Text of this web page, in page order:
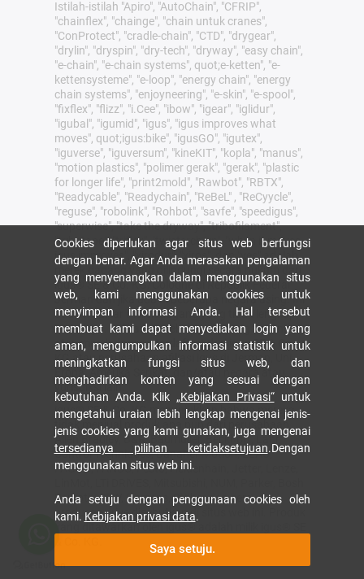
Istilah-istilah "Apiro", "AutoChain", "CFRIP",
"chainflex", "chainge", "chain untuk cranes",
"ConProtect", "cradle-chain", "CTD", "drygear",
"drylin", "dryspin", "dry-tech", "dryway", "easy chain",
"e-chain", "e-chain systems", quot;e-ketten", "e-
kettensysteme", "e-loop", "energy chain", "energy
chain systems", "enjoyneering", "e-skin", "e-spool",
"fixflex", "flizz", "i.Cee", "ibow", "igear", "iglidur",
"igubal", "igumid", "igus", "igus improves what
moves", quot;igus:bike", "igusGO", "igutex",
"iguverse", "iguversum", "kineKIT", "kopla", "manus",
"motion plastics", "polimer gerak", "gerak", "plastic
for longer life", "print2mold", "Rawbot", "RBTX",
"Readycable", "Readychain", "ReBeL" , "ReCyycle",
"reguse", "robolink", "Rohbot", "savfe", "speedigus",
"superwise", "take the dryway", "tribofilament",
"tribotape", "triflex", "twisterchain", "when it moves,
igus improves", "xirodur", "xiros", dan "yes" adalah
merek dagang yang dilindungi secara hukum dari
igus® SE & Co. KG/Cologne di Republik Federal
Jerman dan jika ada di beberapa negara asing. Ini
adalah daftar merek dagang yang tidak lengkap
(misalnya. aplikasi merek dagang yang tertunda
atau merek dagang terdaftar) dari igus SE & Co.
KG atau perusahaan afiliasi igus di Jerman, Uni
Eropa, Amerika Serikat, dan/atau negara atau
yurisdiksi lain.
igus® SE & Co. KG menunjukkan bahwa mereka
tidak menjual produk apa pun dari perusahaan
Allen Bradley, B&R, Baumüller, Beckhoff, Lahr,
Control Techniques, Danaher Motion, ELAU,
FAGOR, FANUC, Festo, Heidenhain, Jetter, Lenze,
Rexroth, SEW, Siemens, Stöber dan semua
produsen drive disebutkan di situs web ini. Produk
yang ditawarkan oleh igus® adalah milik igus® SE
Cookies diperlukan agar situs web berfungsi
dengan benar. Agar Anda merasakan pengalaman
yang menyenangkan dalam menggunakan situs
web, kami menggunakan cookies untuk
menyimpan informasi Anda. Hal tersebut
membuat kami dapat menyediakan login yang
aman, mengumpulkan informasi statistik untuk
meningkatkan fungsi situs web, dan
menghadirkan konten yang sesuai dengan
kebutuhan Anda. Klik „Kebijakan Privasi“untuk
mengetahui uraian lebih lengkap mengenai jenis-
jenis cookies yang kami gunakan, juga mengenai
tersedianya pilihan ketidaksetujuan.Dengan
menggunakan situs web ini.
Anda setuju dengan penggunaan cookies oleh
kami. Kebijakan privasi data.
Saya setuju.